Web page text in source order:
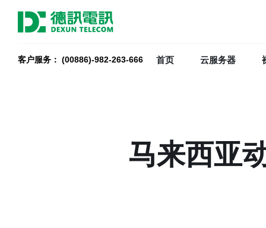
客户服务： (00886)-982-263-666 首页 云服务器
马来西亚